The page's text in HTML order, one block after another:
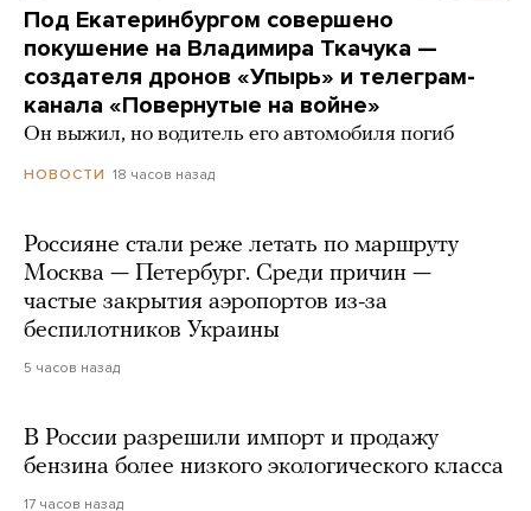
Под Екатеринбургом совершено
покушение на Владимира Ткачука —
создателя дронов «Упырь» и телеграм-
канала «Повернутые на войне»
Он выжил, но водитель его автомобиля погиб
НОВОСТИ 18 часов назад
Россияне стали реже летать по маршруту
Москва — Петербург. Среди причин —
частые закрытия аэропортов из-за
беспилотников Украины
5 часов назад
В России разрешили импорт и продажу
бензина более низкого экологического класса
17 часов назад